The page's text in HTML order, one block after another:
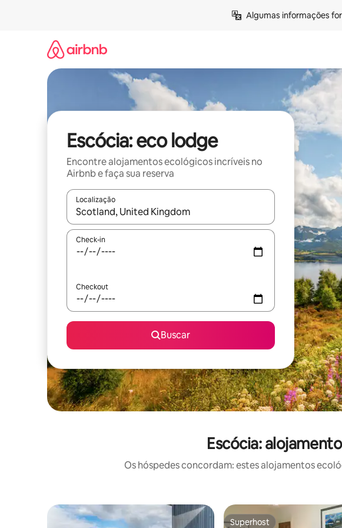
Algumas informações
Escócia: eco lodge
Encontre alojamentos ecológicos incríveis no
Airbnb e faça sua reserva
Localização
Quando os resultados estiverem disponíveis, explore-os usando as
Check-in
Checkout
Buscar
Escócia:
Os hóspedes concordam: estes alojamentos
Superhost